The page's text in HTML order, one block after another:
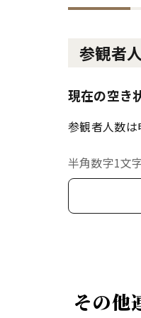
参観者
現在の空き
参観者人数
半角数字1文
その他